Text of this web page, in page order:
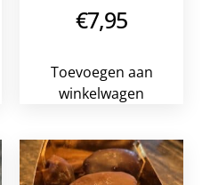
€7,95
Toevoegen aan
winkelwagen